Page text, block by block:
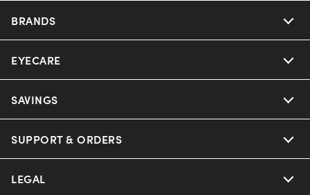
BRANDS
Nuance Audio
Ray-Ban
EYECARE
Our Eyeglasses
Our Sunglasses
SAVINGS
Offers & Discount
Insurance
SUPPORT & ORDERS
Help Center
LEGAL